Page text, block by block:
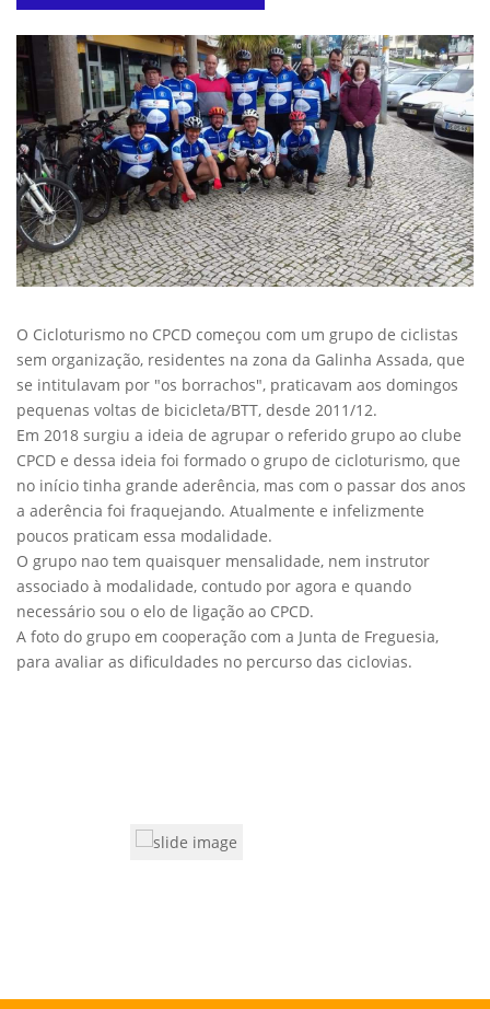
O Cicloturismo no CPCD começou com um grupo de ciclistas
sem organização, residentes na zona da Galinha Assada, que
se intitulavam por "os borrachos", praticavam aos domingos
pequenas voltas de bicicleta/BTT, desde 2011/12.
Em 2018 surgiu a ideia de agrupar o referido grupo ao clube
CPCD e dessa ideia foi formado o grupo de cicloturismo, que
no início tinha grande aderência, mas com o passar dos anos
a aderência foi fraquejando. Atualmente e infelizmente
poucos praticam essa modalidade.
O grupo nao tem quaisquer mensalidade, nem instrutor
associado à modalidade, contudo por agora e quando
necessário sou o elo de ligação ao CPCD.
A foto do grupo em cooperação com a Junta de Freguesia,
para avaliar as dificuldades no percurso das ciclovias.